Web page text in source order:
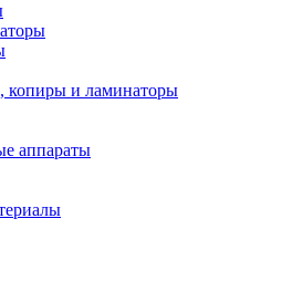
копиры и ламинаторы
аппараты